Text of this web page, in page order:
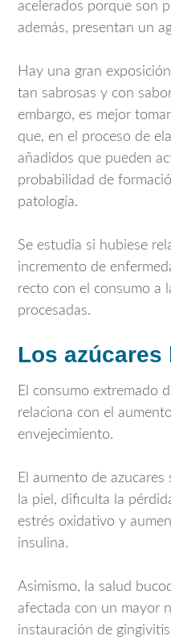
acelerados porque son
además, presentan un
Hay una gran
tan sabrosas y con
embargo, es mejor
que, en el proceso de
añadidos que pueden
probabilidad de
patología.
Se estudia si hubiese
incremento de
recto con el consumo a
procesadas.
Los azúcares
El consumo extremado
relaciona con el
envejecimiento.
El aumento de
la piel, dificulta la
estrés oxidativo y
insulina.
Asimismo, la salud
afectada con un mayor
instauración de